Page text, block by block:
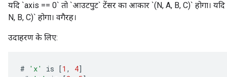
यदि `axis == 0` तो `आउटपुट` टेंसर का आकार `(N, A, B, C)` होगा।
N, B, C)` होगा। वगैरह।
उदाहरण के लिए:
# 'x' is [1 , 4]